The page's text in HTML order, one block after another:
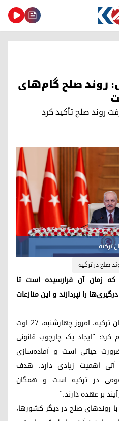
روند صلح گام‌های
روند صلح تأکید کرد
ترکیه
صلح در ترکیه
که زمان آن فرارسیده است تا
را نپردازند و این منازعات
نعمان کورتولموش، رئیس پارلمان ترکیه، امروز چهارشنبه، ۲۷ اوت
۱۴۰۴)، اعلام کرد: "ایجاد یک چارچوب قانونی
حیاتی است و آماده‌سازی
آتی اهمیت زیادی دارد. هدف
در ترکیه است و همگان
بر عهده دارند."
روندهای صلح در دیگر کشورها،